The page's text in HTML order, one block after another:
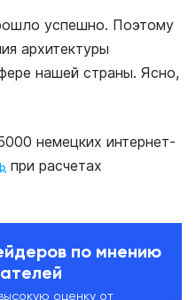
успешно. Поэтому
архитектуры
нашей страны. Ясно,
немецких интернет-
при расчетах
по мнению
оценку от